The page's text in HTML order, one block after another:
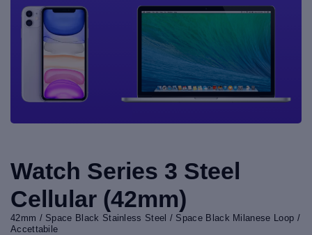
Watch Series 3 Steel
Cellular (42mm)
42mm / Space Black Stainless Steel / Space Black Milanese Loop /
Accettabile